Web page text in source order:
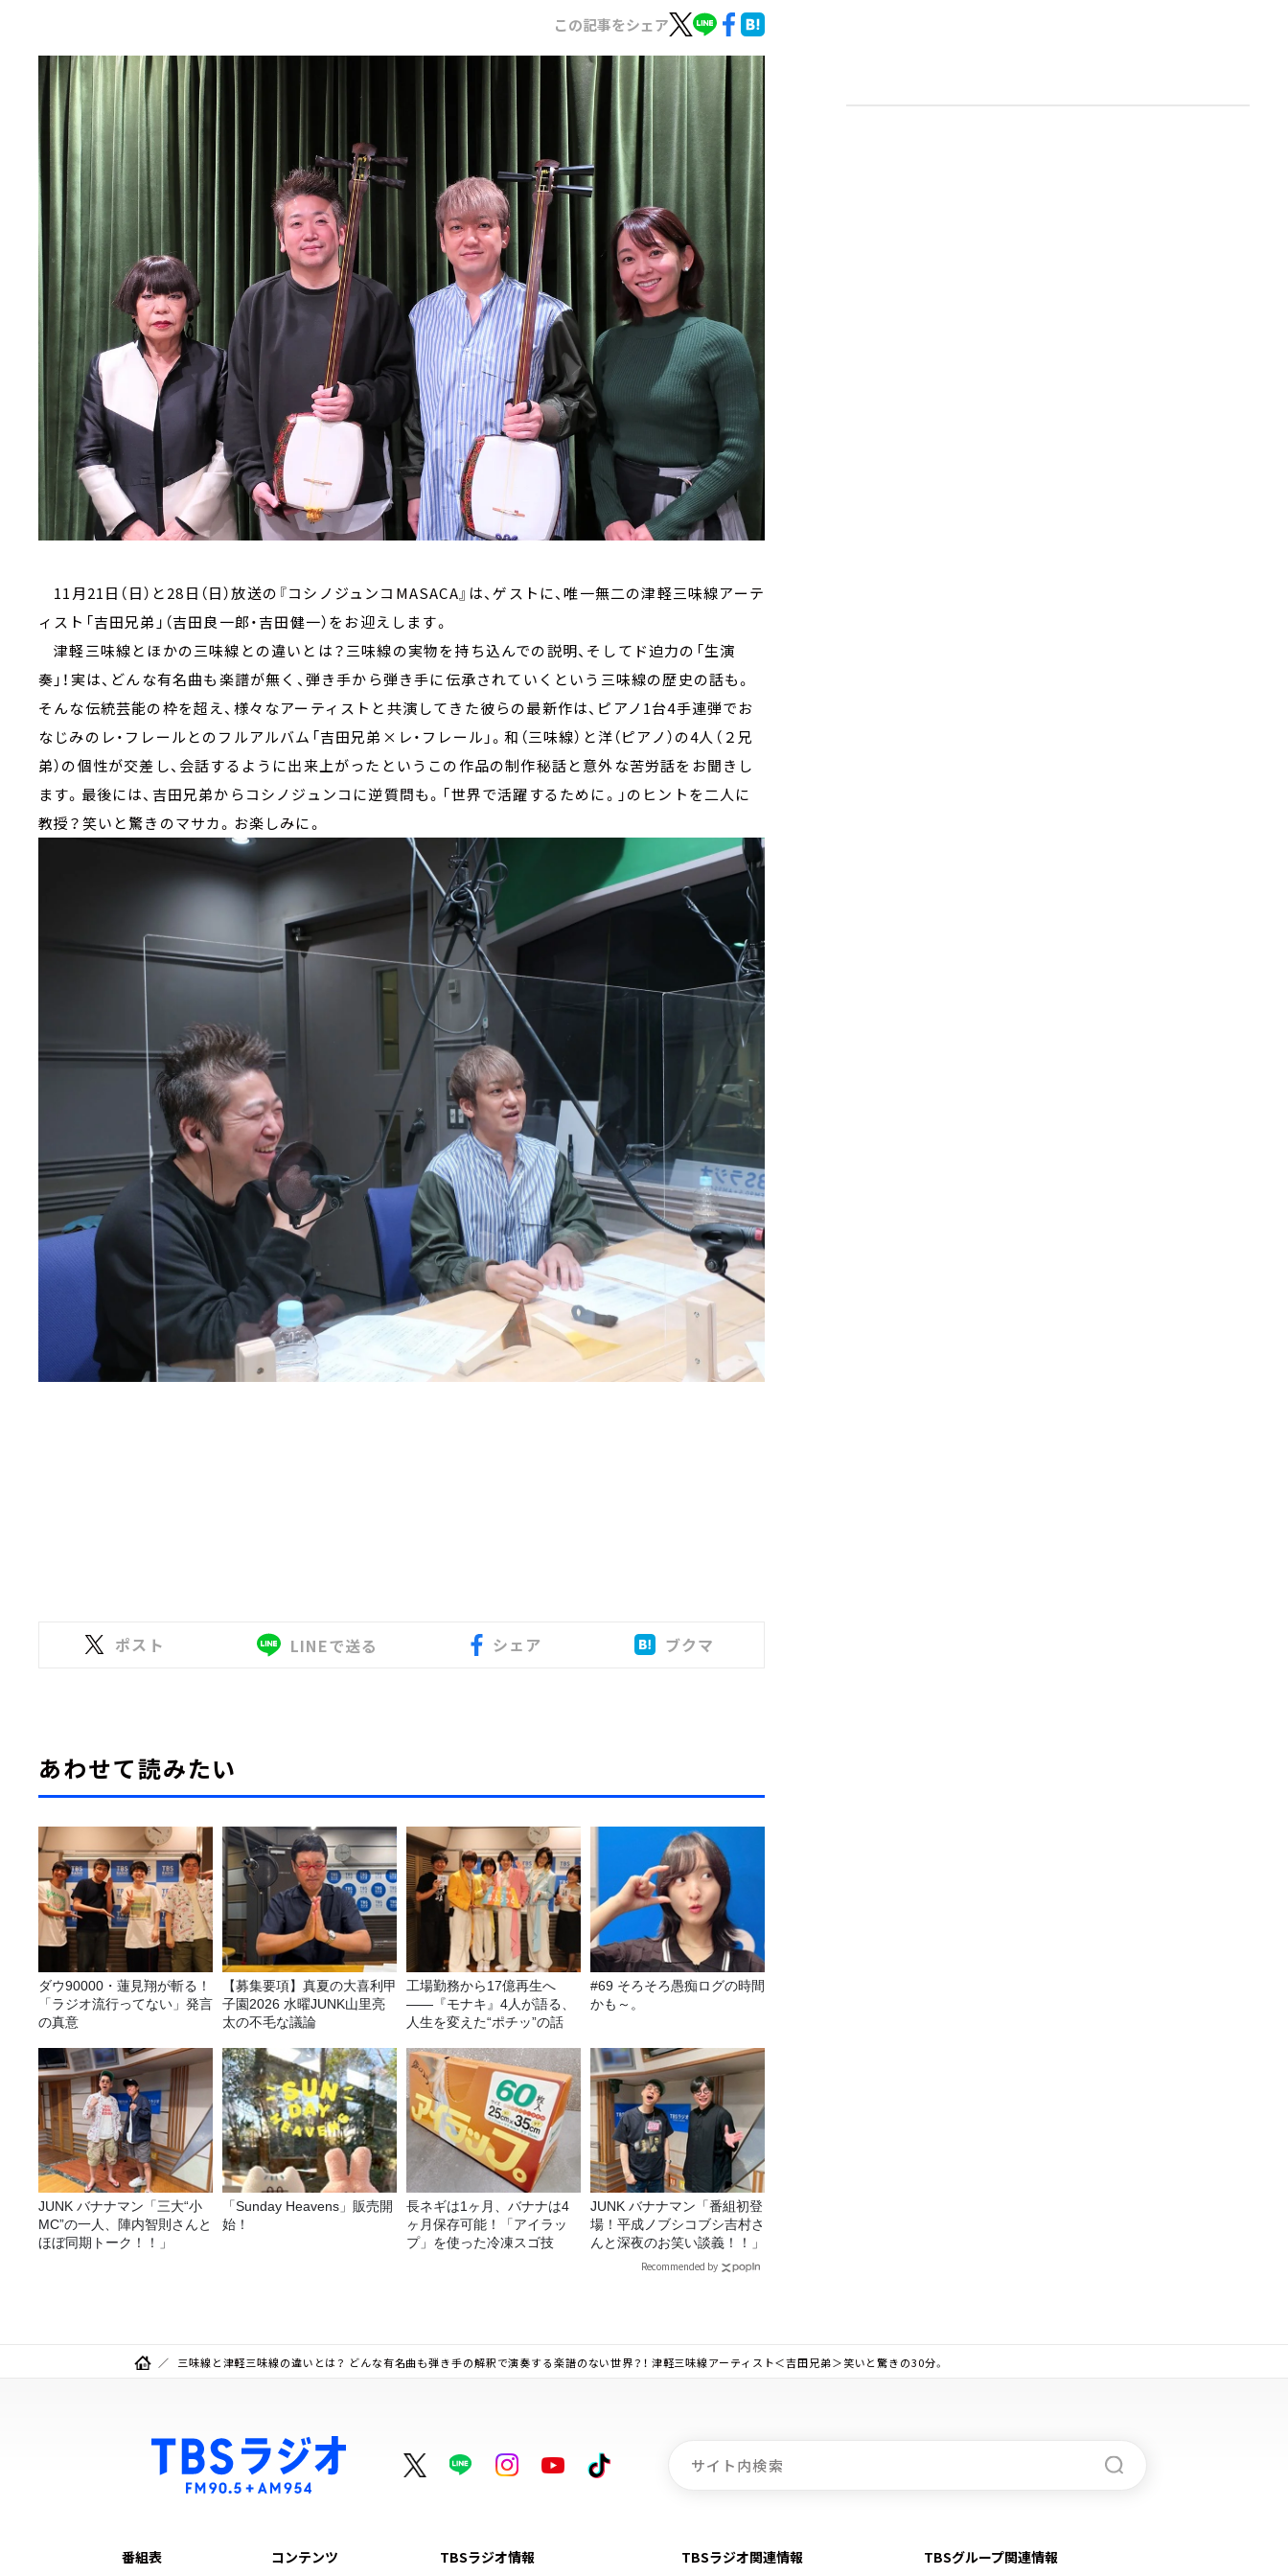
この記事をシェア
11月21日（日）と28日（日）放送の『コシノジュンコMASACA』は、ゲストに、唯一無二の津軽三味線アーテ
ィスト「吉田兄弟」（吉田良一郎・吉田健一）をお迎えします。
津軽三味線とほかの三味線との違いとは？三味線の実物を持ち込んでの説明、そしてド迫力の「生演
奏」！実は、どんな有名曲も楽譜が無く、弾き手から弾き手に伝承されていくという三味線の歴史の話も。
そんな伝統芸能の枠を超え、様々なアーティストと共演してきた彼らの最新作は、ピアノ1台4手連弾でお
なじみのレ・フレールとのフルアルバム「吉田兄弟×レ・フレール」。和（三味線）と洋（ピアノ）の4人（２兄
弟）の個性が交差し、会話するように出来上がったというこの作品の制作秘話と意外な苦労話をお聞きし
ます。最後には、吉田兄弟からコシノジュンコに逆質問も。「世界で活躍するために。」のヒントを二人に
教授？笑いと驚きのマサカ。お楽しみに。
ポスト LINEで送る シェア ブクマ
あわせて読みたい
ダウ90000・蓮見翔が斬る！
「ラジオ流行ってない」発言
の真意
【募集要項】真夏の大喜利甲
子園2026 水曜JUNK山里亮
太の不毛な議論
工場勤務から17億再生へ
——『モナキ』4人が語る、
人生を変えた“ポチッ”の話
#69 そろそろ愚痴ログの時間
かも～。
JUNK バナナマン「三大“小
MC”の一人、陣内智則さんと
ほぼ同期トーク！！」
「Sunday Heavens」販売開
始！
長ネギは1ヶ月、バナナは4
ヶ月保存可能！「アイラッ
プ」を使った冷凍スゴ技
JUNK バナナマン「番組初登
場！平成ノブシコブシ吉村さ
んと深夜のお笑い談義！！」
Recommended by
三味線と津軽三味線の違いとは？ どんな有名曲も弾き手の解釈で演奏する楽譜のない世界？！ 津軽三味線アーティスト＜吉田兄弟＞笑いと驚きの30分。
番組表 コンテンツ TBSラジオ情報 TBSラジオ関連情報 TBSグループ関連情報